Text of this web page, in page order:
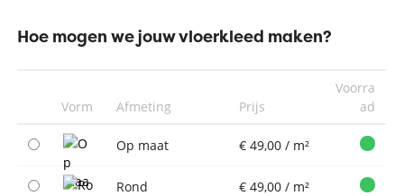
Hoe mogen we jouw vloerkleed maken?
Vorm Afmeting Prijs
Voorra
ad
Op maat € 49,00 / m²
Rond € 49,00 / m²